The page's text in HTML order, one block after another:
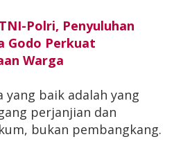
Polri, Penyuluhan
Godo Perkuat
Warga
yang baik adalah yang
perjanjian dan
bukan pembangkang.